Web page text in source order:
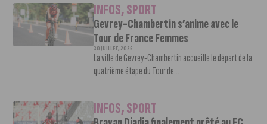
INFOS,SPORT
Gevrey-Chambertin s’anime avec le
Tour de France Femmes
30 JUILLET, 2026
La ville de Gevrey-Chambertin accueille le départ de la
quatrième étape du Tour de...
INFOS,SPORT